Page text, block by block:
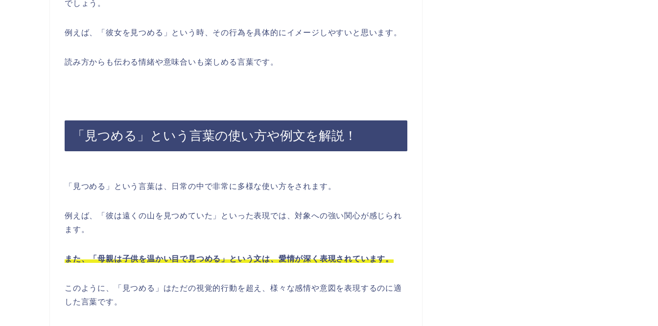
でしょう。
例えば、「彼女を見つめる」という時、その行為を具体的にイメージしやすいと思います。
読み方からも伝わる情緒や意味合いも楽しめる言葉です。
「見つめる」という言葉の使い方や例文を解説！
「見つめる」という言葉は、日常の中で非常に多様な使い方をされます。
例えば、「彼は遠くの山を見つめていた」といった表現では、対象への強い関心が感じられ
ます。
また、「母親は子供を温かい目で見つめる」という文は、愛情が深く表現されています。
このように、「見つめる」はただの視覚的行動を超え、様々な感情や意図を表現するのに適
した言葉です。